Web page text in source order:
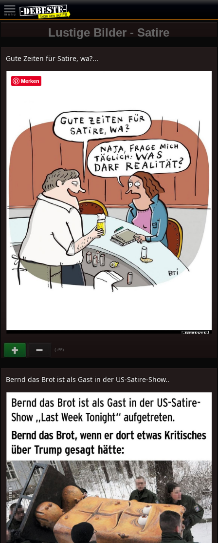
Lustige Bilder - Satire
Gute Zeiten für Satire, wa?...
(+55)
Bernd das Brot ist als Gast in der US-Satire-Show..
Merken